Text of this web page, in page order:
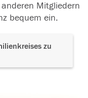
Mitgliedern
bequem ein.
zu